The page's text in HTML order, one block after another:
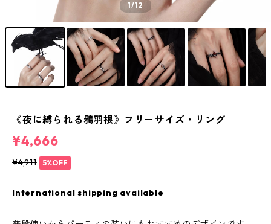
1/12
《夜に縛られる鴉羽根》フリーサイズ・リング
¥4,666
¥4,911 5%OFF
International shipping available